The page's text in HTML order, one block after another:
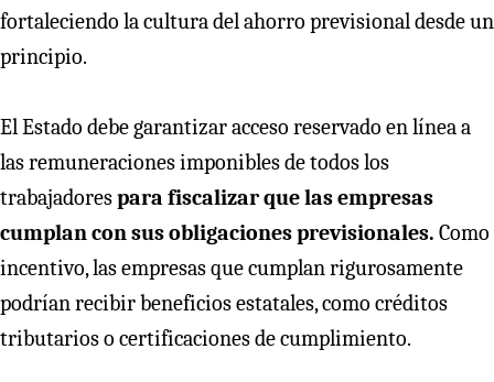
fortaleciendo la cultura del ahorro previsional desde un
principio.
El Estado debe garantizar acceso reservado en línea a
las remuneraciones imponibles de todos los
trabajadorespara fiscalizar que las empresas
cumplan con sus obligaciones previsionales. Como
incentivo, las empresas que cumplan rigurosamente
podrían recibir beneficios estatales, como créditos
tributarios o certificaciones de cumplimiento.